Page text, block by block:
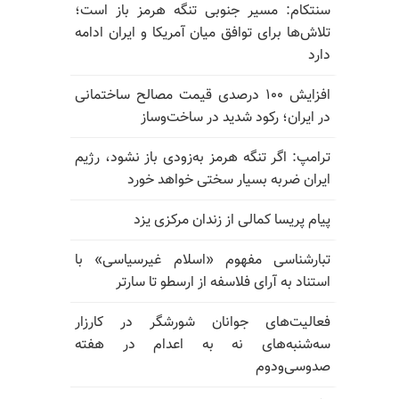
سنتکام: مسیر جنوبی تنگه هرمز باز است؛
تلاش‌ها برای توافق میان آمریکا و ایران ادامه
دارد
افزایش ۱۰۰ درصدی قیمت مصالح ساختمانی
در ایران؛ رکود شدید در ساخت‌وساز
ترامپ: اگر تنگه هرمز به‌زودی باز نشود، رژیم
ایران ضربه بسیار سختی خواهد خورد
پیام پریسا کمالی از زندان مرکزی یزد
تبارشناسی مفهوم «اسلام غیرسیاسی» با
استناد به آرای فلاسفه از ارسطو تا سارتر
فعالیت‌های جوانان شورشگر در کارزار
سه‌شنبه‌های نه به اعدام در هفته
صدوسی‌و‌دوم